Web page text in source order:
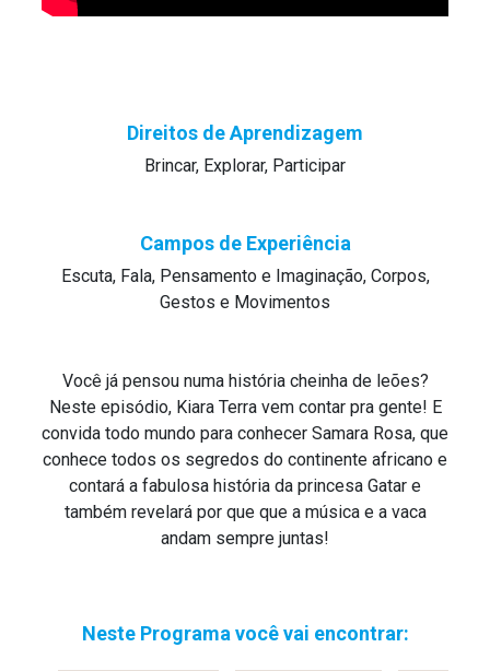
Direitos de Aprendizagem
Brincar Explorar Participar
Campos de Experiência
Escuta, Fala, Pensamento e Imaginação Corpos,
Gestos e Movimentos
Você já pensou numa história cheinha de leões?
Neste episódio, Kiara Terra vem contar pra gente! E
convida todo mundo para conhecer Samara Rosa, que
conhece todos os segredos do continente africano e
contará a fabulosa história da princesa Gatar e
também revelará por que que a música e a vaca
andam sempre juntas!
Neste Programa você vai encontrar: